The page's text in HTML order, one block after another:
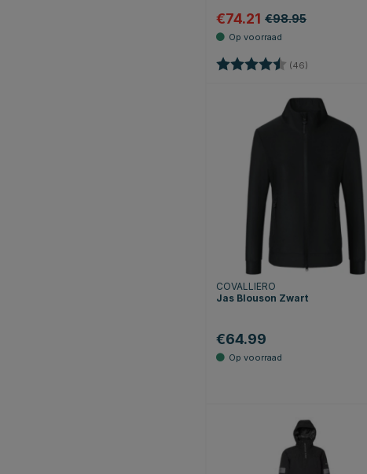
€74.21 €98.95
Beoordeling: (46)
COVALLIERO
Jas Blouson Zwart
€64.99